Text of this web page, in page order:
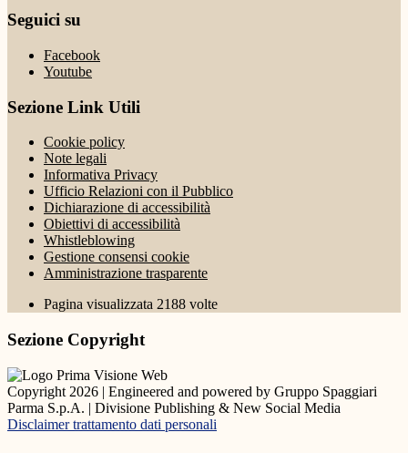
Seguici su
Facebook
Youtube
Sezione Link Utili
Cookie policy
Note legali
Informativa Privacy
Ufficio Relazioni con il Pubblico
Dichiarazione di accessibilità
Obiettivi di accessibilità
Whistleblowing
Gestione consensi cookie
Amministrazione trasparente
Pagina visualizzata 2188 volte
Sezione Copyright
Copyright 2026 | Engineered and powered by Gruppo Spaggiari
Parma S.p.A. | Divisione Publishing & New Social Media
Disclaimer trattamento dati personali